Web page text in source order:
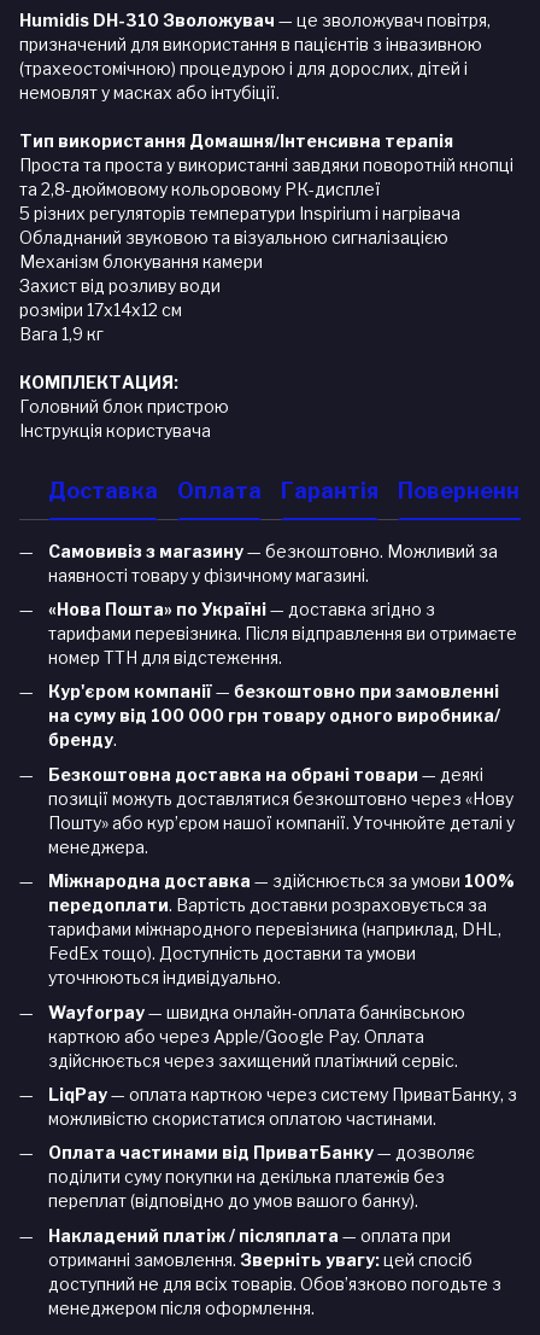
Humidis DH-310 Зволожувач — це зволожувач повітря,
призначений для використання в пацієнтів з інвазивною
(трахеостомічною) процедурою і для дорослих, дітей і
немовлят у масках або інтубіції.
Тип використання Домашня/Інтенсивна терапія
Проста та проста у використанні завдяки поворотній кнопці
та 2,8-дюймовому кольоровому РК-дисплеї
5 різних регуляторів температури Inspirium і нагрівача
Обладнаний звуковою та візуальною сигналізацією
Механізм блокування камери
Захист від розливу води
розміри 17x14x12 см
Вага 1,9 кг
КОМПЛЕКТАЦИЯ:
Головний блок пристрою
Інструкція користувача
Доставка Оплата Гарантія Повернення
Самовивіз з магазину— безкоштовно. Можливий за
наявності товару у фізичному магазині.
«Нова Пошта» по Україні— доставка згідно з
тарифами перевізника. Після відправлення ви отримаєте
номер ТТН для відстеження.
Кур'єром компанії— безкоштовно при замовленні
на суму від 100 000 грн товару одного виробника/
бренду.
Безкоштовна доставка на обрані товари — деякі
позиції можуть доставлятися безкоштовно через «Нову
Пошту» або кур’єром нашої компанії. Уточнюйте деталі у
менеджера.
Міжнародна доставка — здійснюється за умови 100%
передоплати. Вартість доставки розраховується за
тарифами міжнародного перевізника (наприклад, DHL,
FedEx тощо). Доступність доставки та умови
уточнюються індивідуально.
Wayforpay— швидка онлайн-оплата банківською
карткою або через Apple/Google Pay. Оплата
здійснюється через захищений платіжний сервіс.
LiqPay— оплата карткою через систему ПриватБанку, з
можливістю скористатися оплатою частинами.
Оплата частинами від ПриватБанку— дозволяє
поділити суму покупки на декілька платежів без
переплат (відповідно до умов вашого банку).
Накладений платіж / післяплата — оплата при
отриманні замовлення. Зверніть увагу:цей спосіб
доступний не для всіх товарів. Обов’язково погодьте з
менеджером після оформлення.